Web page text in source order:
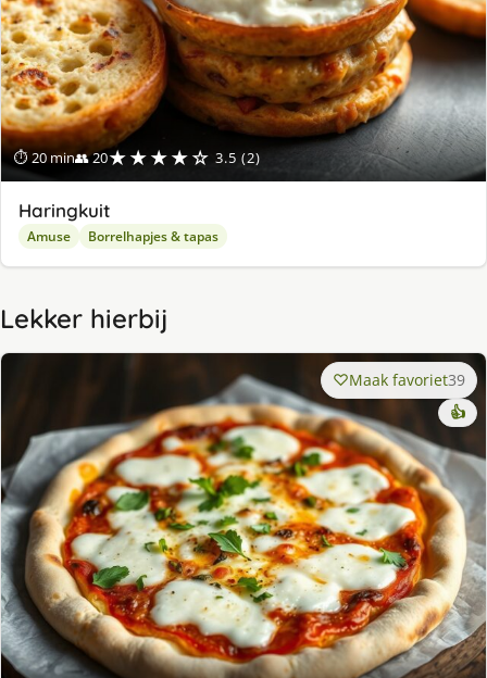
⏱ 20 min👥 20★★★★☆ 3.5 (2)
Haringkuit
Amuse Borrelhapjes & tapas
Lekker hierbij
Maak favoriet39
👍